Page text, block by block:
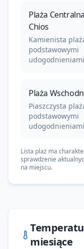
Plaża Centralna
Chios
Kamienista
podstawowymi
Plaża
Piaszczysta
podstawowymi
Lista plaż ma
sprawdzenie
na miejscu.
miesiące